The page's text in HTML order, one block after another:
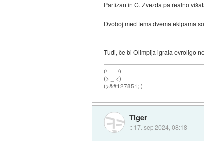
Partizan in C. Zvezda pa realno
Dvoboj med tema dvema ekipama
Tudi, če bi Olimpija igrala evroligo
(\___/)
(> _ <)
(>&#127851; )
Tiger
:: 17. sep 2024, 08:18